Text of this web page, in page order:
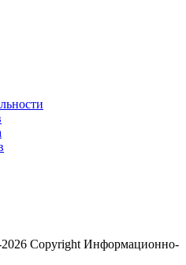
Copyright Информационно-